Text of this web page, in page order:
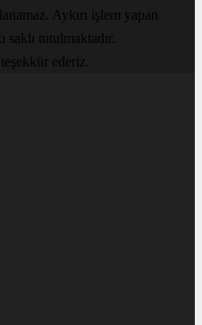
Aykırı işlem yapan
tutulmaktadır.
ederiz.